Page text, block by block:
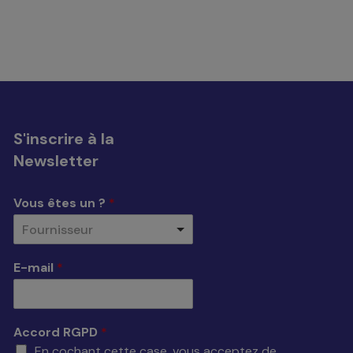
S'inscrire à la
Newsletter
Vous êtes un ? *
Fournisseur
E-mail *
Accord RGPD *